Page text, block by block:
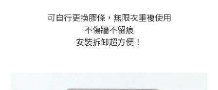
可自行更換膠條，無限次重複使用
不傷牆不留痕
安裝拆卸超方便！